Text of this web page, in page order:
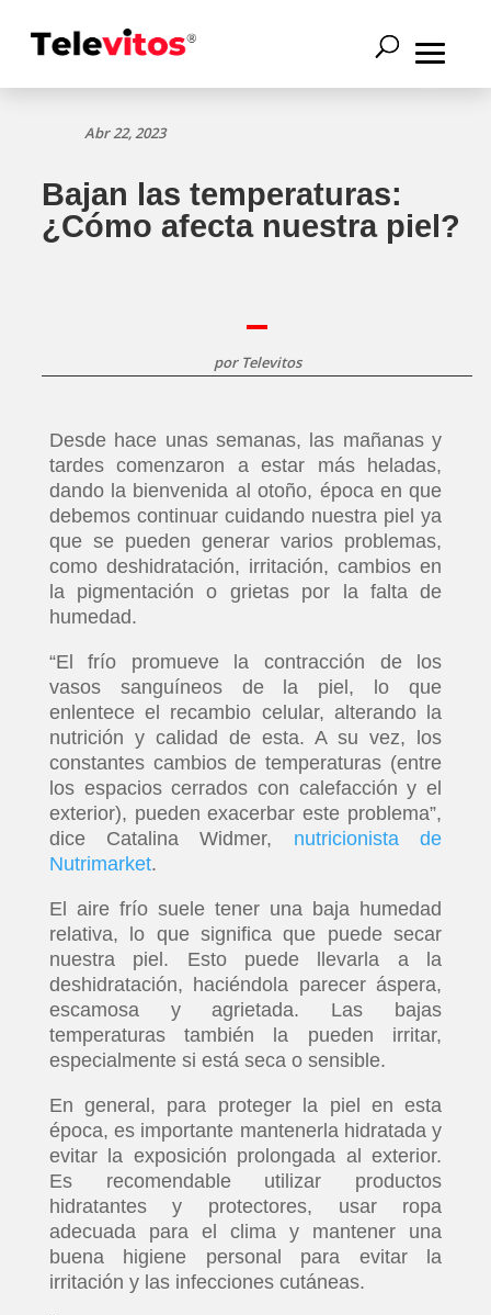
Abr 22, 2023
Bajan las temperaturas:
¿Cómo afecta nuestra piel?
por Televitos
Desde hace unas semanas, las mañanas y
tardes comenzaron a estar más heladas,
dando la bienvenida al otoño, época en que
debemos continuar cuidando nuestra piel ya
que se pueden generar varios problemas,
como deshidratación, irritación, cambios en
la pigmentación o grietas por la falta de
humedad.
“El frío promueve la contracción de los
vasos sanguíneos de la piel, lo que
enlentece el recambio celular, alterando la
nutrición y calidad de esta. A su vez, los
constantes cambios de temperaturas (entre
los espacios cerrados con calefacción y el
exterior), pueden exacerbar este problema”,
dice Catalina Widmer, nutricionista de
Nutrimarket.
El aire frío suele tener una baja humedad
relativa, lo que significa que puede secar
nuestra piel. Esto puede llevarla a la
deshidratación, haciéndola parecer áspera,
escamosa y agrietada. Las bajas
temperaturas también la pueden irritar,
especialmente si está seca o sensible.
En general, para proteger la piel en esta
época, es importante mantenerla hidratada y
evitar la exposición prolongada al exterior.
Es recomendable utilizar productos
hidratantes y protectores, usar ropa
adecuada para el clima y mantener una
buena higiene personal para evitar la
irritación y las infecciones cutáneas.